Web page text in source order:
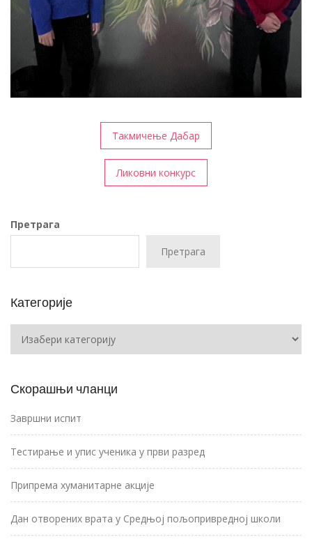
Такмичење Дабар
Ликовни конкурс
Претрага
Претрага
Категорије
Скорашњи чланци
Завршни испит
Тестирање и упис ученика у први разред
Припрема хуманитарне акције
Дан отворених врата у Средњој пољопривредној школи